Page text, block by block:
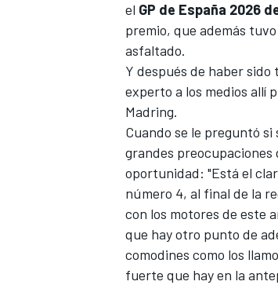
el GP de España 2026
premio, que además
asfaltado.
Y después de haber
experto a los medios allí
Madring.
Cuando se le preguntó
grandes preocupaciones
oportunidad: "Está el
número 4, al final de la
con los motores de este
que hay otro punto de
comodines como los
fuerte que hay en la